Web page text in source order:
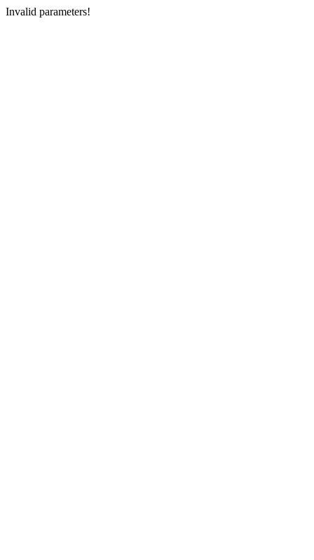
Invalid parameters!